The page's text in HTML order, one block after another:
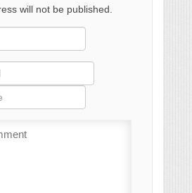
will not be published.